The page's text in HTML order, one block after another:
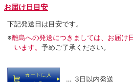
お届け日目安
下記発送日は目安です。
※離島への発送につきましては、お届け
います。 予めご了承ください。
カートに入
… 3日以内発送